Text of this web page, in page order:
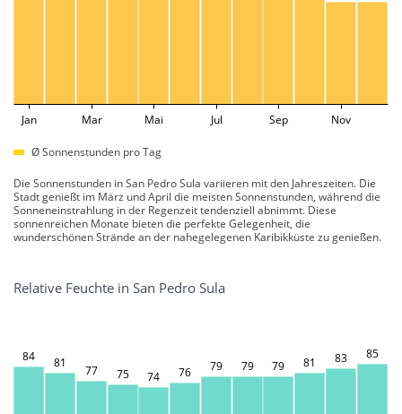
Jan Mar Mai Jul Sep Nov
Ø Sonnenstunden pro Tag
Die Sonnenstunden in San Pedro Sula variieren mit den Jahreszeiten. Die
Stadt genießt im März und April die meisten Sonnenstunden, während die
Sonneneinstrahlung in der Regenzeit tendenziell abnimmt. Diese
sonnenreichen Monate bieten die perfekte Gelegenheit, die
wunderschönen Strände an der nahegelegenen Karibikküste zu genießen.
Relative Feuchte in San Pedro Sula
84 81
77 75 74 76 79 79 79 81 83 85